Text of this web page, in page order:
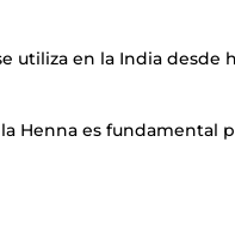
utiliza en la India desde
Henna es fundamental